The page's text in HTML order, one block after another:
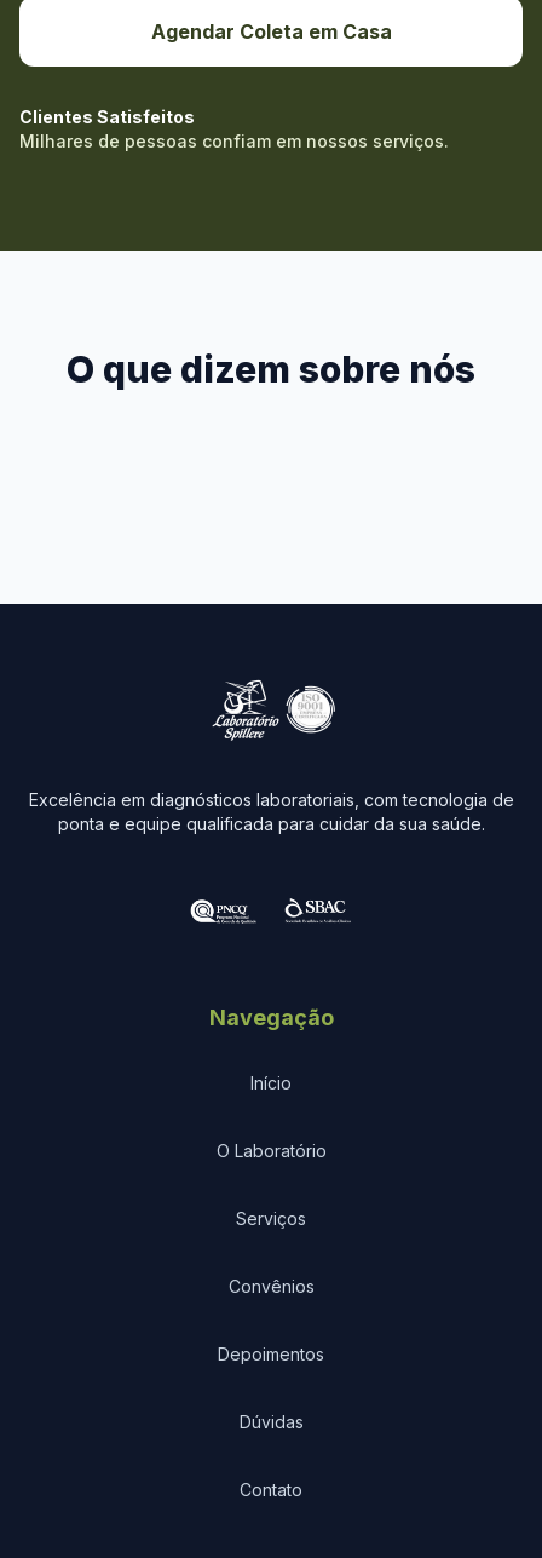
Agendar Coleta em Casa
Clientes Satisfeitos
Milhares de pessoas confiam em nossos serviços.
O que dizem sobre nós
Excelência em diagnósticos laboratoriais, com tecnologia de
ponta e equipe qualificada para cuidar da sua saúde.
Navegação
Início
O Laboratório
Serviços
Convênios
Depoimentos
Dúvidas
Contato